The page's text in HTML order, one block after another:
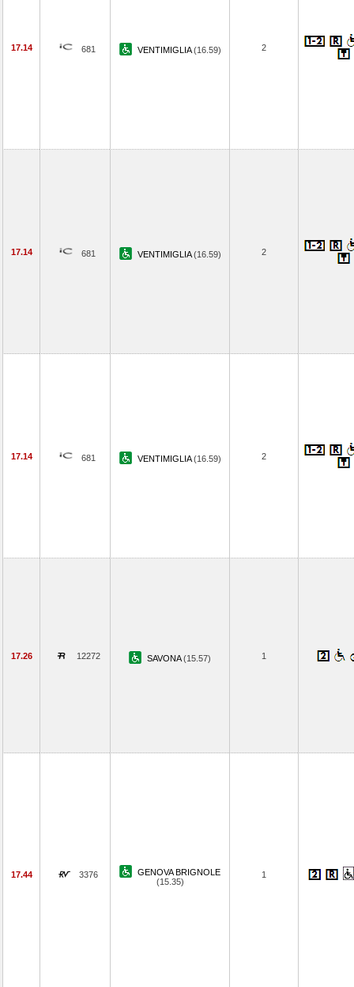
17.14 681 VENTIMIGLIA(16.59) 2
17.14 681 VENTIMIGLIA(16.59) 2
17.14 681 VENTIMIGLIA(16.59) 2
17.26 12272 SAVONA(15.57) 1
17.44 3376
GENOVA BRIGNOLE
(15.35)
1